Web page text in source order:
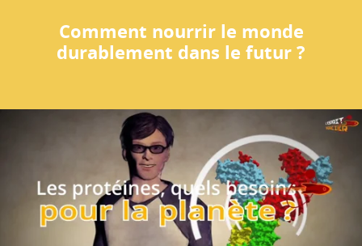
Comment nourrir le monde
durablement dans le futur ?